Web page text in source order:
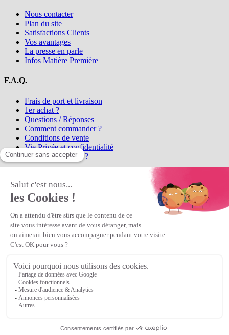
Nous contacter
Plan du site
Satisfactions Clients
Vos avantages
La presse en parle
Infos Matière Première
F.A.Q.
Frais de port et livraison
1er achat ?
Questions / Réponses
Comment commander ?
Conditions de vente
Vie Privée et confidentialité
Qui sommes-nous ?
la référence en perles et bijoux
perles en ligne, telles que les perles
et cristaux et strass en cristal Preciosa, les perles Miyuki perles et
apprêts en Argent 925, Gold Filled, perles de rocaille Preciosa
Matière Première est un
Première
Veuillez patienter...
Continuer vos achats
or Voir le panier